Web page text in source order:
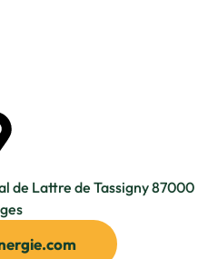
de Lattre de Tassigny 87000